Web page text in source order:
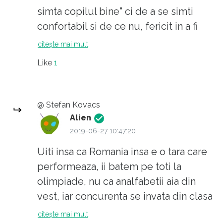
spune să n-avem un sistem meritocratic și
concurențial- pentru ca nu cumva ”să-i
simta copilul bine" ci de a se simti
confortabil si de ce nu, fericit in a fi
copil. Daca nici copilaria nu poate fi
unui copil, atunci nu cumva suntem
cu adevarat SCLAVI inca din gradinita?
Nu uitati: principala activitate a unui
copil trebuie sa fie jocul! In momentul
in care ii punem poveri grele pe
umerii lor fragili si la propriu si la
figurat, nu mai putem vorbi de
copilarie. Este o intrare abrupta intr-o
lume a adultilor, lume pe care nu o
poate asimila. De aici frustrarile,
citește mai mult
Like 1
@ Stefan Kovacs
Alien
2019-06-27 10:47:20
Uiti insa ca Romania insa e o tara care
performeaza, ii batem pe toti la
olimpiade, nu ca analfabetii aia din
vest, iar concurenta se invata din clasa
1 cand se dau note si premii cu
citește mai mult